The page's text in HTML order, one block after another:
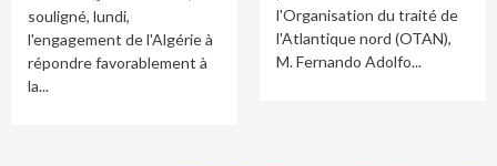
souligné, lundi,
l'engagement de l'Algérie à
répondre favorablement à
la...
l'Organisation du traité de
l'Atlantique nord (OTAN),
M. Fernando Adolfo...